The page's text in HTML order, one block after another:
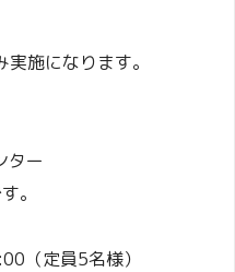
施になります。
ー
（定員5名様）